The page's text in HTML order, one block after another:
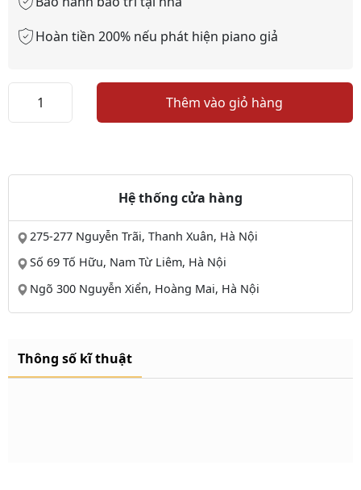
Hoàn tiền 200% nếu phát hiện piano giả
Thêm vào giỏ hàng
Hệ thống cửa hàng
275-277 Nguyễn Trãi, Thanh Xuân, Hà Nội
Số 69 Tố Hữu, Nam Từ Liêm, Hà Nội
Ngõ 300 Nguyễn Xiển, Hoàng Mai, Hà Nội
Thông số kĩ thuật